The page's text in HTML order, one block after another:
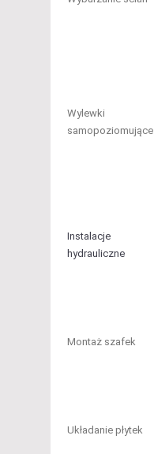
Wylewki
samopoziomujące
Instalacje
hydrauliczne
Montaż szafek
Układanie płytek